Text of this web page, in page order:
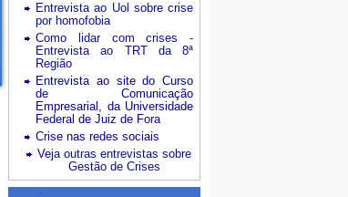
Entrevista ao Uol sobre crise
por homofobia
Como lidar com crises -
Entrevista ao TRT da 8ª
Região
Entrevista ao site do Curso
de Comunicação
Empresarial, da Universidade
Federal de Juiz de Fora
Crise nas redes sociais
Veja outras entrevistas sobre
Gestão de Crises